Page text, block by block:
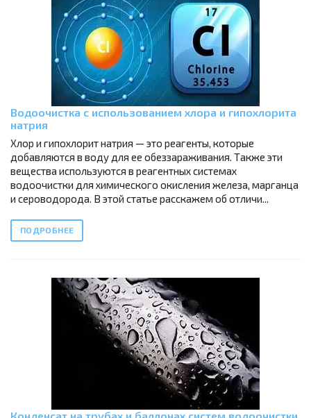
Водоочистка с использованием хлора и гипохлорита
натрия
Хлор и гипохлорит натрия — это реагенты, которые
добавляются в воду для ее обеззараживания. Также эти
вещества используются в реагентных системах
водоочистки для химического окисления железа, марганца
и сероводорода. В этой статье расскажем об отличи...
ПОДРОБНЕЕ